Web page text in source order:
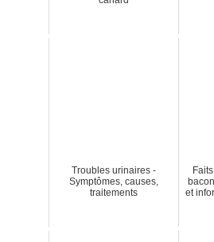
Troubles urinaires -
Symptômes, causes,
traitements
et